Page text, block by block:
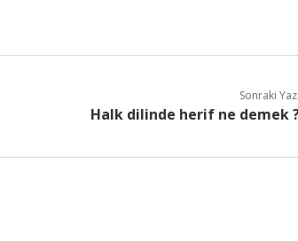
Sonraki
Halk dilinde herif ne demek